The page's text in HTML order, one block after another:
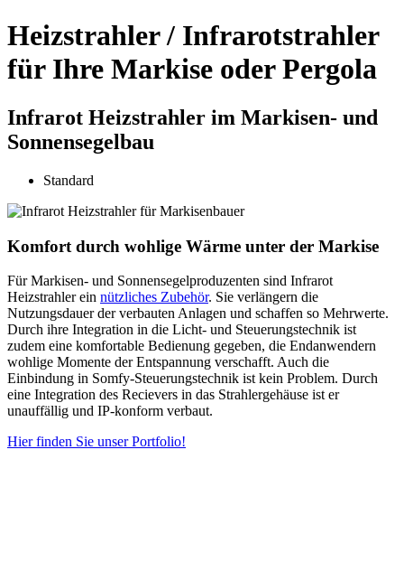
Heizstrahler / Infrarotstrahler
für Ihre Markise oder Pergola
Infrarot Heizstrahler im Markisen- und
Sonnensegelbau
Standard
Komfort durch wohlige Wärme unter der Markise
Für Markisen- und Sonnensegelproduzenten sind Infrarot
Heizstrahler ein nützliches Zubehör. Sie verlängern die
Nutzungsdauer der verbauten Anlagen und schaffen so Mehrwerte.
Durch ihre Integration in die Licht- und Steuerungstechnik ist
zudem eine komfortable Bedienung gegeben, die Endanwendern
wohlige Momente der Entspannung verschafft. Auch die
Einbindung in Somfy-Steuerungstechnik ist kein Problem. Durch
eine Integration des Recievers in das Strahlergehäuse ist er
unauffällig und IP-konform verbaut.
Hier finden Sie unser Portfolio!